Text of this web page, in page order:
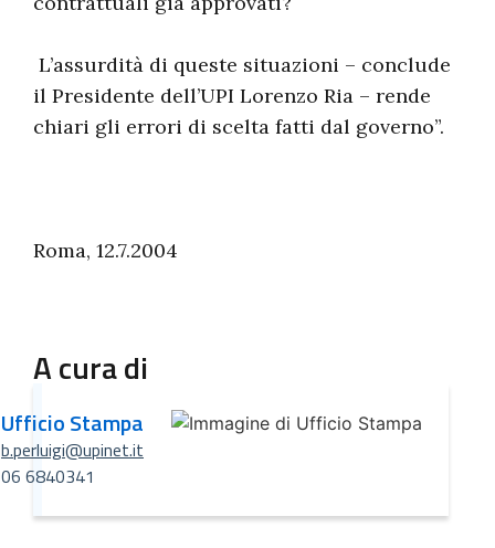
L’assurdità di queste situazioni – conclude
il Presidente dell’UPI Lorenzo Ria – rende
chiari gli errori di scelta fatti dal governo”.
Roma, 12.7.2004
A cura di
Ufficio Stampa
b.perluigi@upinet.it
06 6840341